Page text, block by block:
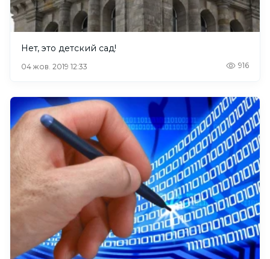
Нет, это детский сад!
04 жов. 2019 12:33 916